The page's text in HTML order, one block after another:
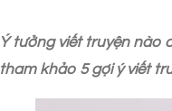
Ý tưởng viết truyện nào
tham khảo 5 gợi ý viết